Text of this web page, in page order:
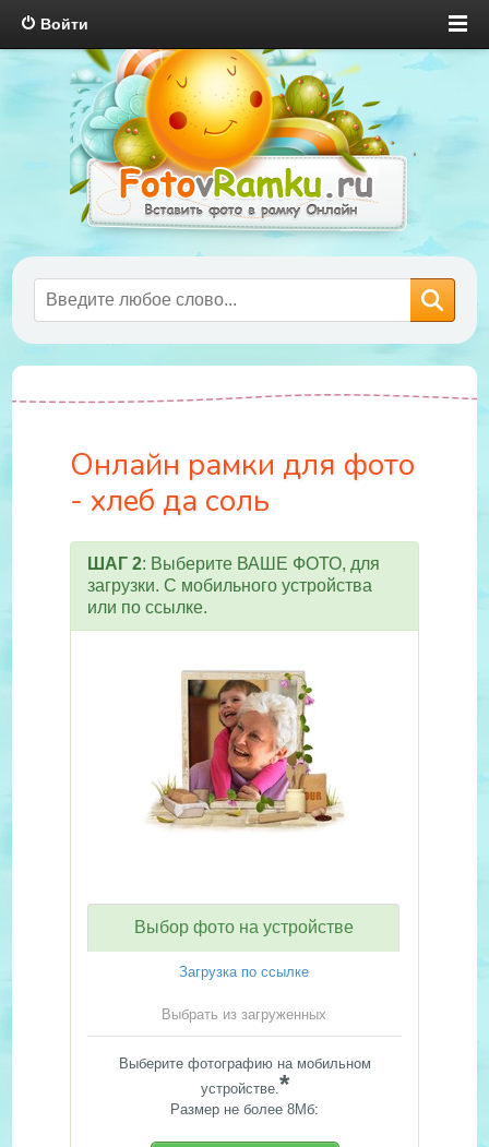
Войти
Онлайн рамки для фото
- хлеб да соль
ШАГ 2: Выберите ВАШЕ ФОТО, для
загрузки. С мобильного устройства
или по ссылке.
Выбор фото на устройстве
Загрузка по ссылке
Выбрать из загруженных
Выберите фотографию на мобильном
устройстве.*
Размер не более 8Мб: